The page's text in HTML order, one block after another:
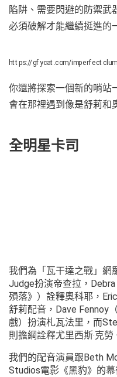
陷阱、需要閃避的防禦武
必須破解才能繼續挺進的
https://gfycat.com/
你還將探索一個新的哨站
會在那裡遇到像是舒莉和
全明星卡司
我們為「瓦干達之戰」網
Judge扮演帝查拉，
殞落》）詮釋奧科耶，
舒莉配音，Dave Fennoy
戲）扮演札瓦法里，而
則擔綱詮釋尤里西斯‧克勞
我們的配音演員跟Beth
Studios電影《黑豹》的